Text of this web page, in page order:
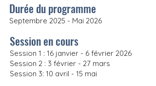
Durée du programme
Septembre 2025 - Mai 2026
Session en cours
Session 1 : 16 janvier - 6 février 2026
Session 2 : 3 février - 27 mars
Session 3: 10 avril - 15 mai